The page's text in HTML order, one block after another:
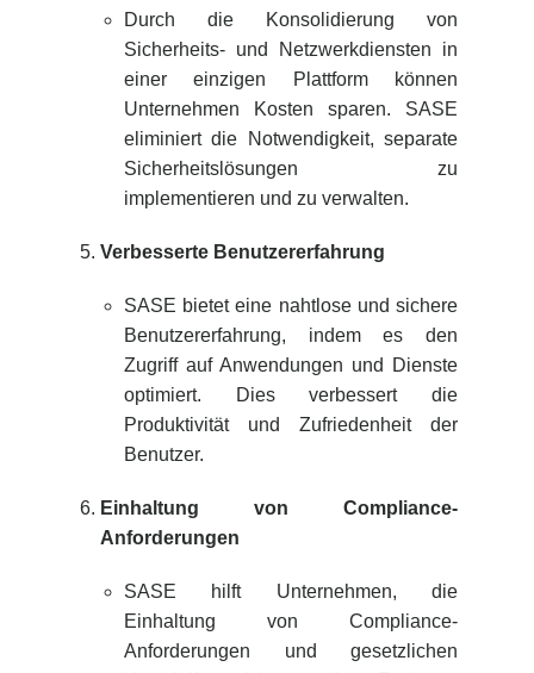
Durch die Konsolidierung von
Sicherheits- und Netzwerkdiensten in
einer einzigen Plattform können
Unternehmen Kosten sparen. SASE
eliminiert die Notwendigkeit, separate
Sicherheitslösungen zu
implementieren und zu verwalten.
Verbesserte Benutzererfahrung
SASE bietet eine nahtlose und sichere
Benutzererfahrung, indem es den
Zugriff auf Anwendungen und Dienste
optimiert. Dies verbessert die
Produktivität und Zufriedenheit der
Benutzer.
Einhaltung von Compliance-
Anforderungen
SASE hilft Unternehmen, die
Einhaltung von Compliance-
Anforderungen und gesetzlichen